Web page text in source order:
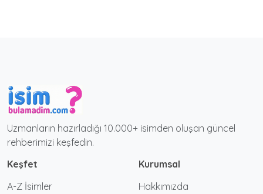
Uzmanların hazırladığı 10.000+ isimden oluşan güncel
rehberimizi keşfedin.
Keşfet
A-Z İsimler
Kurumsal
Hakkımızda